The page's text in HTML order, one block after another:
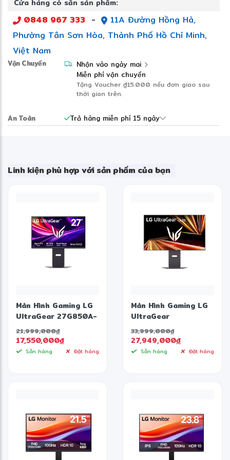
Đây không chỉ là công cụ làm việc, mà còn là nền tảng
Cửa hàng có sẵn sản phẩm:
0848 967 333 -
11A Đường Hồng Hà,
Phường Tân Sơn Hòa, Thành Phố Hồ Chí Minh,
Việt Nam
Vận Chuyển
Nhận vào ngày mai
Miễn phí vận chuyển
Tặng Voucher ₫15.000 nếu đơn giao sau
thời gian trên.
An Toàn Trả hàng miễn phí 15 ngày
Linh kiện phù hợp với sản phẩm của bạn
Màn Hình Gaming LG
UltraGear 27G850A-
B (27 inch - IPS - 4K
- 240Hz - 1ms)
21,999,000đ
17,550,000đ
Sẵn hàng Đặt hàng
Màn Hình Gaming LG
UltraGear
32GX870A-B (31.5
inch - OLED - 4K -
240Hz/FHD - 480Hz-
33,999,000đ
27,949,000đ
Sẵn hàng Đặt hàng